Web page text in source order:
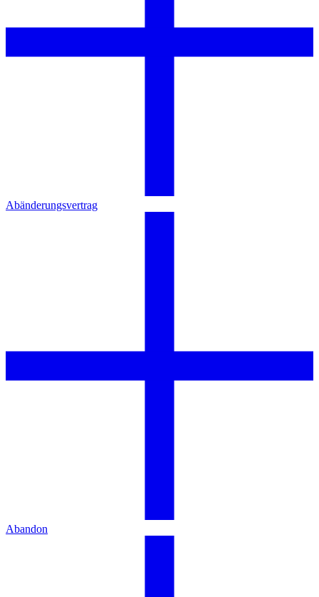
Abänderungsvertrag
Abandon